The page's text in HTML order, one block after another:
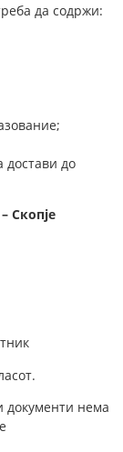
да содржи:
достави до
Скопје
документи нема